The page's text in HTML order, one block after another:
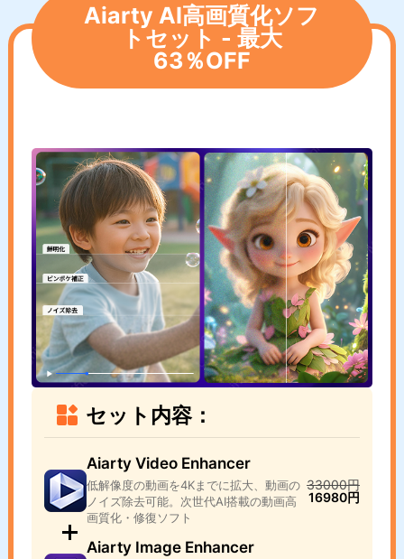
Aiarty AI高画質化ソフ
トセット - 最大
63％OFF
セット内容：
Aiarty Video Enhancer
低解像度の動画を4Kまでに拡大、動画の
ノイズ除去可能。次世代AI搭載の動画高
画質化・修復ソフト
33000円
16980円
Aiarty Image Enhancer